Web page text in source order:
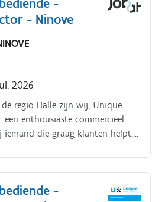
-
- Ninove
2026
regio Halle zijn wij, Unique
enthousiaste commercieel
iemand die graag klanten helpt,
-